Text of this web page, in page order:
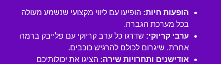
הופעות חיות: הופיעו עם ליווי מקצועי שנשמע מעולה
בכל מערכת הגברה.
ערבי קריוקי: שדרגו כל ערב קריוקי עם פלייבק ברמה
אחרת, שיגרום לכולם להרגיש כוכבים.
אודישנים ותחרויות שירה: הציגו את יכולותיכם